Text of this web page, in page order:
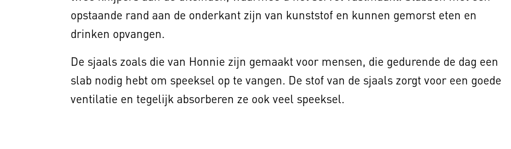
opstaande rand aan de onderkant zijn van kunststof en kunnen gemorst eten en
drinken opvangen.
De sjaals zoals die van Honnie zijn gemaakt voor mensen, die gedurende de dag een
slab nodig hebt om speeksel op te vangen. De stof van de sjaals zorgt voor een goede
ventilatie en tegelijk absorberen ze ook veel speeksel.